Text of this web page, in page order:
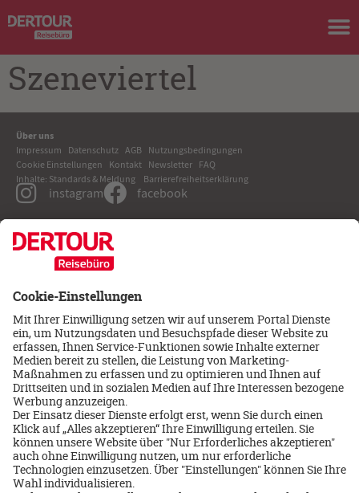
Szeneviertel
Über uns
Impressum Datenschutz AGB Nutzungsbedingungen
Cookie Einstellungen
Kontakt Newsletter FAQ
Inhalte: Standards & Meldung Barrierefreiheitserklärung
instagram facebook